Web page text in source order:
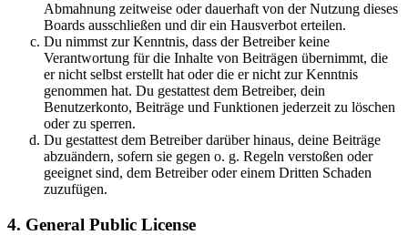
Abmahnung zeitweise oder dauerhaft von der Nutzung dieses
Boards ausschließen und dir ein Hausverbot erteilen.
Du nimmst zur Kenntnis, dass der Betreiber keine
Verantwortung für die Inhalte von Beiträgen übernimmt, die
er nicht selbst erstellt hat oder die er nicht zur Kenntnis
genommen hat. Du gestattest dem Betreiber, dein
Benutzerkonto, Beiträge und Funktionen jederzeit zu löschen
oder zu sperren.
Du gestattest dem Betreiber darüber hinaus, deine Beiträge
abzuändern, sofern sie gegen o. g. Regeln verstoßen oder
geeignet sind, dem Betreiber oder einem Dritten Schaden
zuzufügen.
4. General Public License